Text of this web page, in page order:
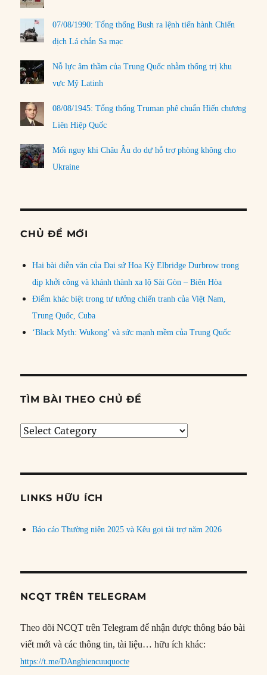
07/08/1990: Tổng thống Bush ra lệnh tiến hành Chiến
dịch Lá chắn Sa mạc
Nỗ lực âm thầm của Trung Quốc nhằm thống trị khu
vực Mỹ Latinh
08/08/1945: Tổng thống Truman phê chuẩn Hiến chương
Liên Hiệp Quốc
Mối nguy khi Châu Âu do dự hỗ trợ phòng không cho
Ukraine
CHỦ ĐỀ MỚI
Hai bài diễn văn của Đại sứ Hoa Kỳ Elbridge Durbrow trong
dịp khởi công và khánh thành xa lộ Sài Gòn – Biên Hòa
Điểm khác biệt trong tư tưởng chiến tranh của Việt Nam,
Trung Quốc, Cuba
‘Black Myth: Wukong’ và sức mạnh mềm của Trung Quốc
TÌM BÀI THEO CHỦ ĐỀ
Tìm
đề
LINKS HỮU ÍCH
Báo cáo Thường niên 2025 và Kêu gọi tài trợ năm 2026
NCQT TRÊN TELEGRAM
Theo dõi NCQT trên Telegram để nhận được thông báo bài
viết mới và các thông tin, tài liệu… hữu ích khác:
https://t.me/DAnghiencuuquocte